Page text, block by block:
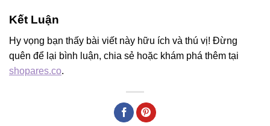
Kết Luận
Hy vọng bạn thấy bài viết này hữu ích và thú vị! Đừng
quên để lại bình luận, chia sẻ hoặc khám phá thêm tại
shopares.co.